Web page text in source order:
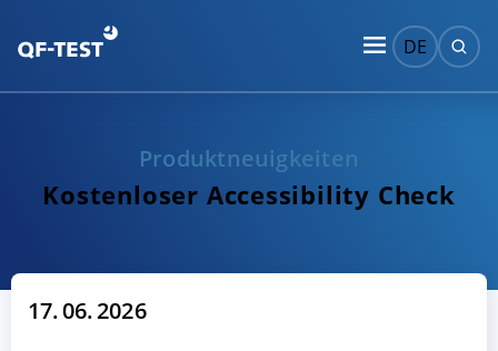
DE
Produktneuigkeiten
Kostenloser Accessibility Check
17. 06. 2026